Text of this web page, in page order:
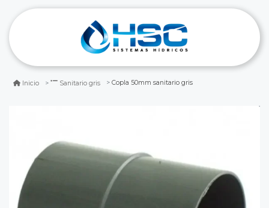
Inicio Sanitario gris Copla 50mm sanitario gris